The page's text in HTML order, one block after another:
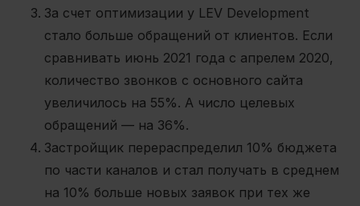
За счет оптимизации у LEV Development
стало больше обращений от клиентов. Если
сравнивать июнь 2021 года с апрелем 2020,
количество звонков с основного сайта
увеличилось на 55%. А число целевых
обращений — на 36%.
Застройщик перераспределил 10% бюджета
по части каналов и стал получать в среднем
на 10% больше новых заявок при тех же